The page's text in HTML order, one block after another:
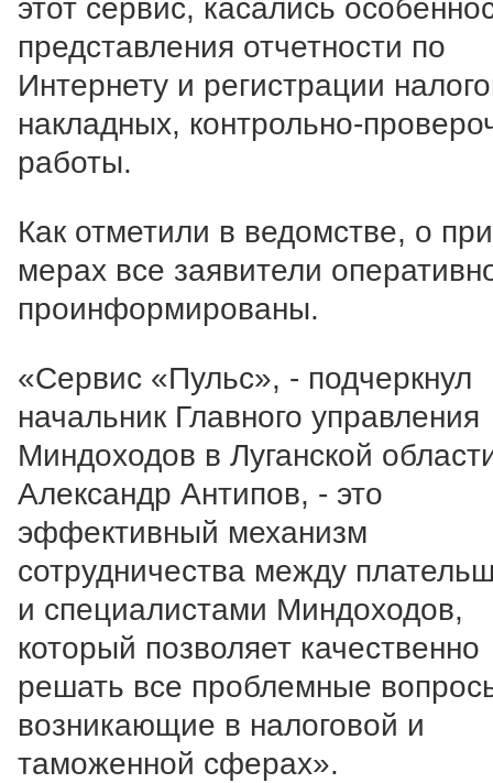
этот сервис, касались
представления отчетности по
Интернету и регистрации
накладных, контрольно-
работы.
Как отметили в ведомстве, о
мерах все заявители
проинформированы.
«Сервис «Пульс», - подчеркнул
начальник Главного управления
Миндоходов в Луганской
Александр Антипов, - это
эффективный механизм
сотрудничества между
и специалистами Миндоходов,
который позволяет качественно
решать все проблемные
возникающие в налоговой и
таможенной сферах».